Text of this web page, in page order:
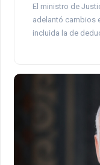
El ministro de
adelantó cambios
incluida la de